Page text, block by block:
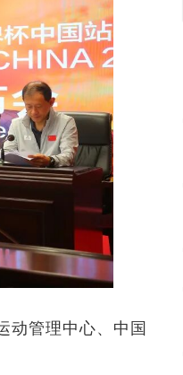
动管理中心、中国